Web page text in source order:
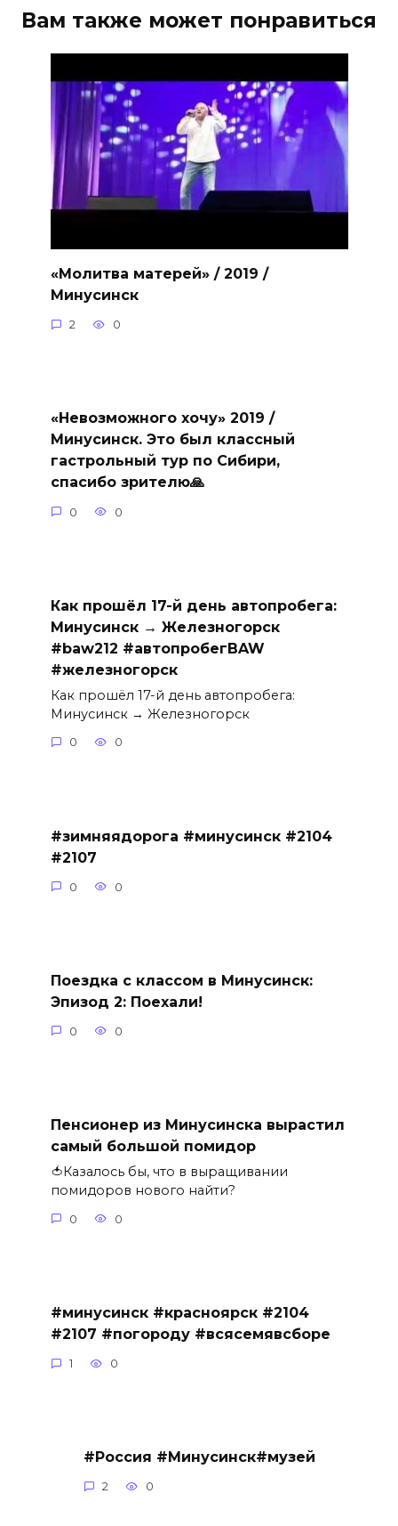
Вам также может понравиться
«Молитва матерей» / 2019 /
Минусинск
2 0
«Невозможного хочу» 2019 /
Минусинск. Это был классный
гастрольный тур по Сибири,
спасибо зрителю🙏
0 0
Как прошёл 17-й день автопробега:
Минусинск → Железногорск
#baw212 #автопробегBAW
#железногорск
Как прошёл 17-й день автопробега:
Минусинск → Железногорск
0 0
#зимняядорога #минусинск #2104
#2107
0 0
Поездка с классом в Минусинск:
Эпизод 2: Поехали!
0 0
Пенсионер из Минусинска вырастил
самый большой помидор
🍅Казалось бы, что в выращивании
помидоров нового найти?
0 0
#минусинск #красноярск #2104
#2107 #погороду #всясемявсборе
1 0
#Россия #Минусинск#музей
2 0